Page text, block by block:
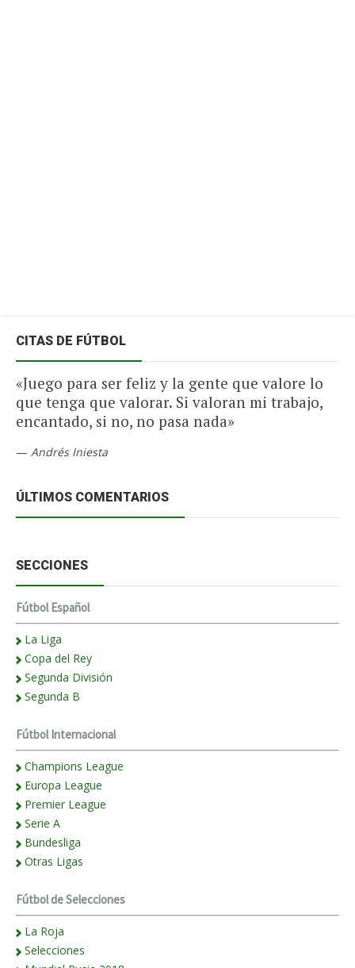
CITAS DE FÚTBOL
«Juego para ser feliz y la gente que valore lo
que tenga que valorar. Si valoran mi trabajo,
encantado, si no, no pasa nada»
— Andrés Iniesta
ÚLTIMOS COMENTARIOS
SECCIONES
Fútbol Español
La Liga
Copa del Rey
Segunda División
Segunda B
Fútbol Internacional
Champions League
Europa League
Premier League
Serie A
Bundesliga
Otras Ligas
Fútbol de Selecciones
La Roja
Selecciones